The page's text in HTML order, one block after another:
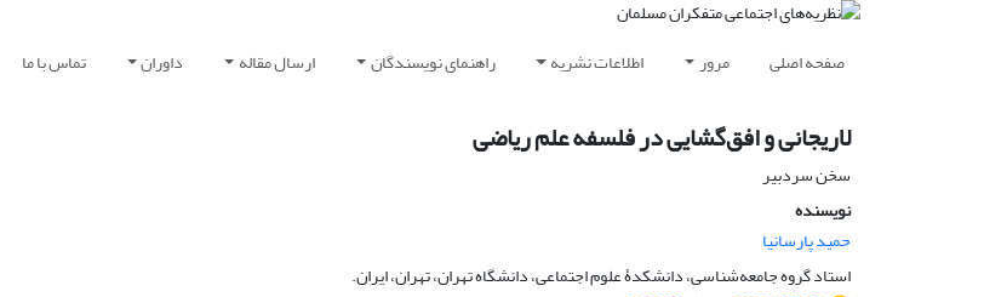
صفحه اصلی مرور اطلاعات نشریه راهنمای نویسندگان ارسال مقاله داوران تماس با ما
لاریجانی و افق‌گشایی در فلسفه علم ریاضی
سخن سردبیر
نویسنده
حمید پارسانیا
استاد گروه جامعه‌شناسی، دانشکدۀ علوم اجتماعی، دانشگاه تهران، تهران، ایران.